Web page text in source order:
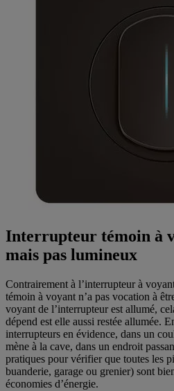
Interrupteur témoin à
mais pas lumineux
Contrairement à l’interrupteur à
témoin à voyant n’a pas vocation à
voyant de l’interrupteur est allumé,
dépend est elle aussi restée allumée.
interrupteurs en évidence, dans un
mène à la cave, dans un endroit
pratiques pour vérifier que toutes les
buanderie, garage ou grenier) sont
économies d’énergie.